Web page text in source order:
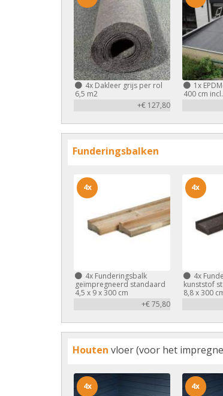
4x Dakleer grijs per rol
6,5 m2
+€ 127,80
1x
400 cm
Funderingsbalken
4x Funderingsbalk
geïmpregneerd standaard
4,5 x 9 x 300 cm
+€ 75,80
4x
4x
kunststof
8,8 x 300
4x
Houten vloer (voor het
4x 4x